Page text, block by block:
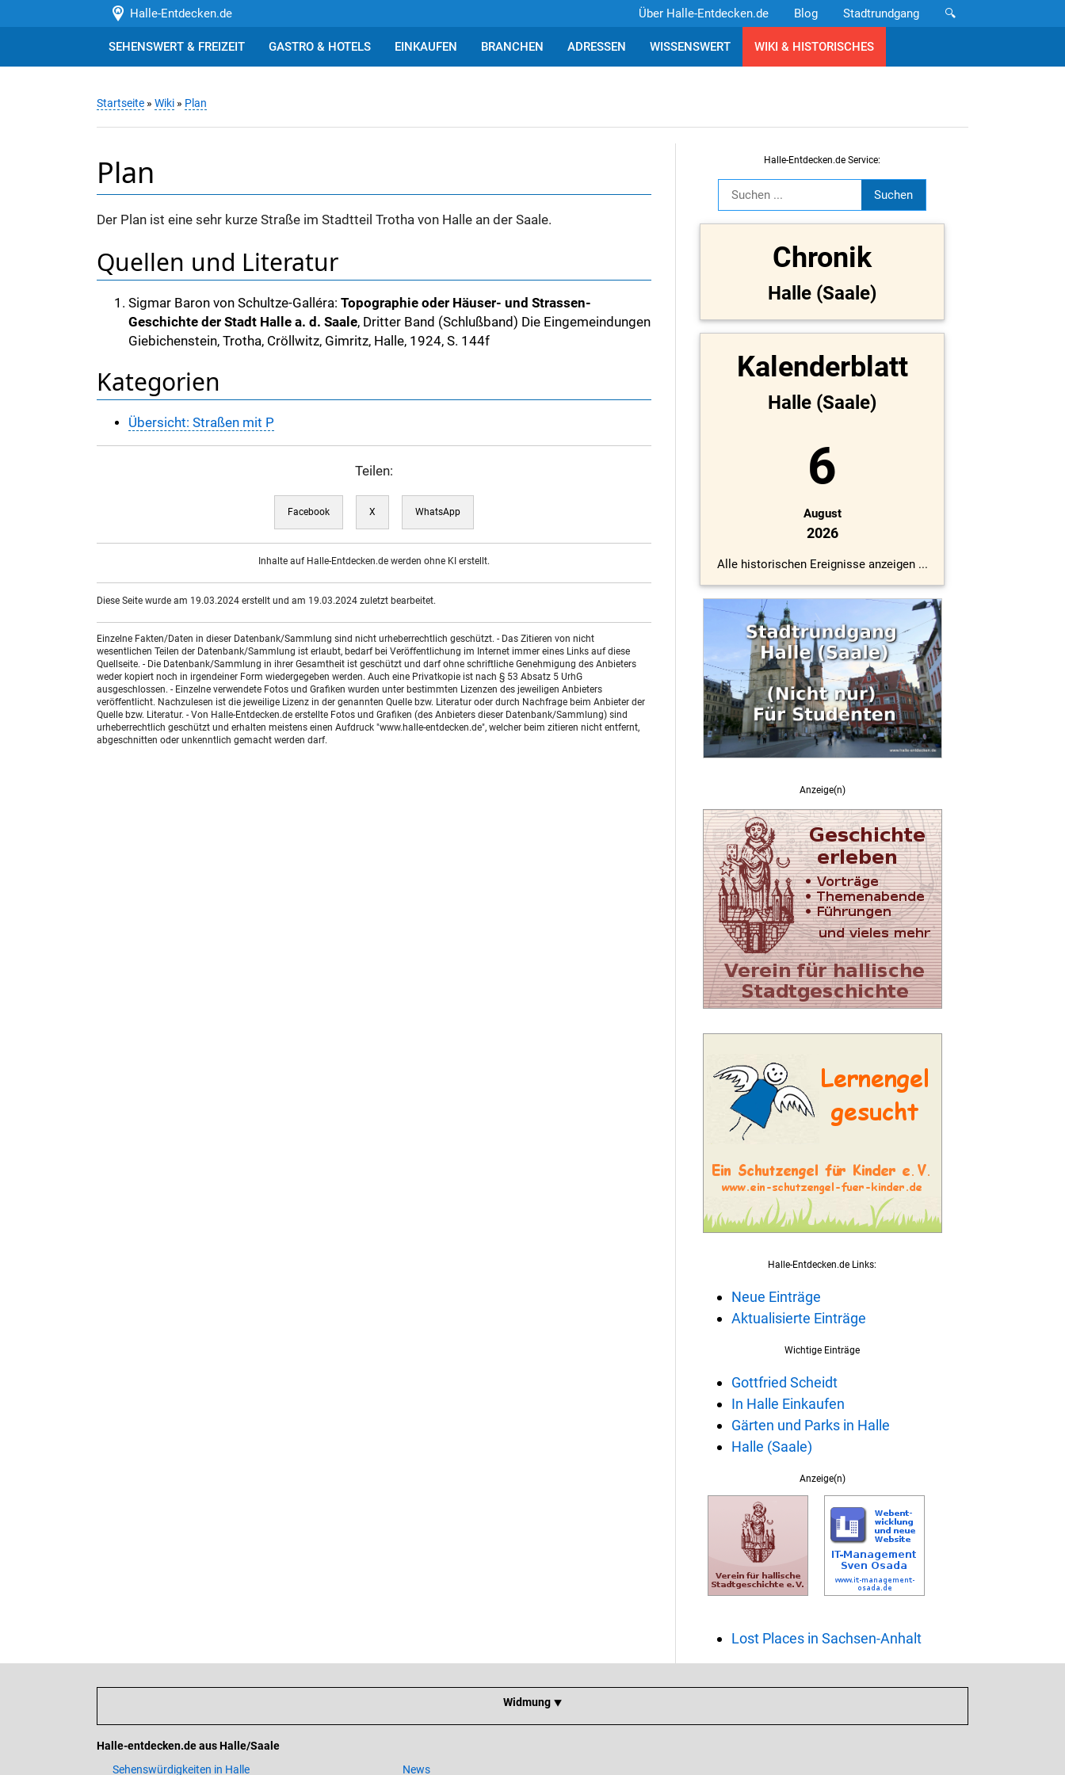
Halle-Entdecken.de 🔍
Stadtrundgang
Blog
Über Halle-Entdecken.de
SEHENSWERT & FREIZEIT GASTRO & HOTELS EINKAUFEN BRANCHEN ADRESSEN WISSENSWERT WIKI & HISTORISCHES
Startseite » Wiki » Plan
Plan
Der Plan ist eine sehr kurze Straße im Stadtteil Trotha von Halle an der Saale.
Quellen und Literatur
Sigmar Baron von Schultze-Galléra: Topographie oder Häuser- und Strassen-
Geschichte der Stadt Halle a. d. Saale, Dritter Band (Schlußband) Die Eingemeindungen
Giebichenstein, Trotha, Cröllwitz, Gimritz, Halle, 1924, S. 144f
Kategorien
Übersicht: Straßen mit P
Teilen:
Facebook X WhatsApp
Inhalte auf Halle-Entdecken.de werden ohne KI erstellt.
Diese Seite wurde am 19.03.2024 erstellt und am 19.03.2024 zuletzt bearbeitet.
Einzelne Fakten/Daten in dieser Datenbank/Sammlung sind nicht urheberrechtlich geschützt. - Das Zitieren von nicht
wesentlichen Teilen der Datenbank/Sammlung ist erlaubt, bedarf bei Veröffentlichung im Internet immer eines Links auf diese
Quellseite. - Die Datenbank/Sammlung in ihrer Gesamtheit ist geschützt und darf ohne schriftliche Genehmigung des Anbieters
weder kopiert noch in irgendeiner Form wiedergegeben werden. Auch eine Privatkopie ist nach § 53 Absatz 5 UrhG
ausgeschlossen. - Einzelne verwendete Fotos und Grafiken wurden unter bestimmten Lizenzen des jeweiligen Anbieters
veröffentlicht. Nachzulesen ist die jeweilige Lizenz in der genannten Quelle bzw. Literatur oder durch Nachfrage beim Anbieter der
Quelle bzw. Literatur. - Von Halle-Entdecken.de erstellte Fotos und Grafiken (des Anbieters dieser Datenbank/Sammlung) sind
urheberrechtlich geschützt und erhalten meistens einen Aufdruck "www.halle-entdecken.de", welcher beim zitieren nicht entfernt,
abgeschnitten oder unkenntlich gemacht werden darf.
Halle-Entdecken.de Service:
Chronik
Halle (Saale)
Kalenderblatt
Halle (Saale)
6
August
2026
Alle historischen Ereignisse anzeigen ...
Anzeige(n)
Halle-Entdecken.de Links:
Neue Einträge
Aktualisierte Einträge
Wichtige Einträge
Gottfried Scheidt
In Halle Einkaufen
Gärten und Parks in Halle
Halle (Saale)
Anzeige(n)
Lost Places in Sachsen-Anhalt
Widmung ⯆
Halle-entdecken.de aus Halle/Saale
Sehenswürdigkeiten in Halle
News